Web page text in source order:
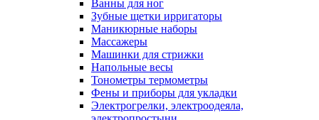
Ванны для ног
Зубные щетки ирригаторы
Маникюрные наборы
Массажеры
Машинки для стрижки
Напольные весы
Тонометры термометры
Фены и приборы для укладки
Электрогрелки, электроодеяла,